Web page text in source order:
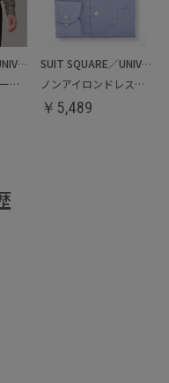
SUIT SQUARE／UNIVERSAL LANGUAGE
ノンアイロンジャージードレスシャツ
SUIT SQUARE／UNIVERSAL LANGUAGE
ノンアイロンドレスシャツ／リネン
￥ 5,489